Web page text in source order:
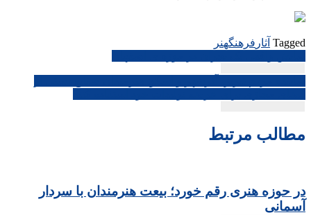
Tagged آثار فرهنگهنر
راهبری
نوشته
مطالب مرتبط
در حوزه هنری رقم خورد؛ بیعت هنرمندان با سردار
آسمانی